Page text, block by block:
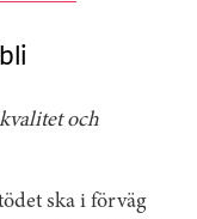
och
ska i förväg